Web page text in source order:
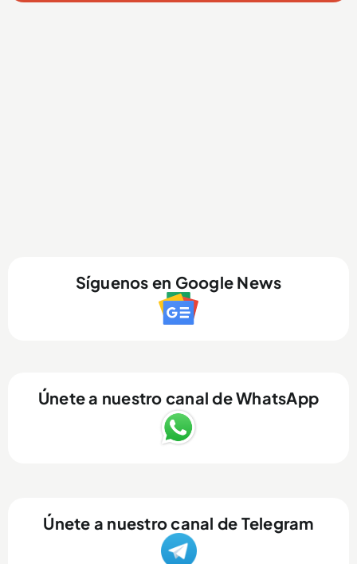
Síguenos en Google News
Únete a nuestro canal de WhatsApp
Únete a nuestro canal de Telegram